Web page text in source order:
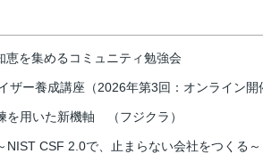
恵を集めるコミュニティ勉強会
ザー養成講座（2026年第3回：オンライン開
を用いた新機軸 （フジクラ）
CSF 2.0で、止まらない会社をつくる～